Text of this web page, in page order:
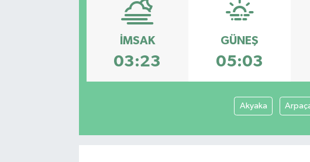
İMSAK
03:23
GÜNEŞ
05:03
Akyaka